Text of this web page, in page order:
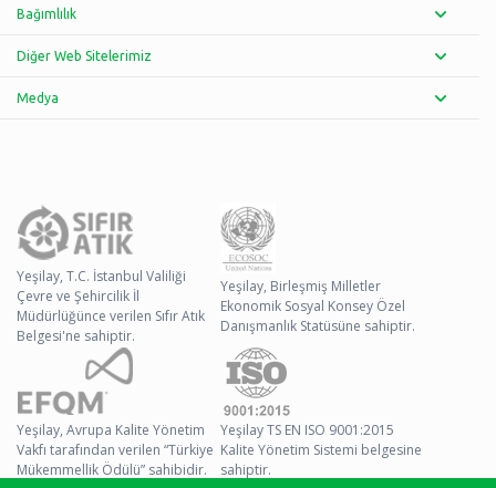
Bağımlılık
Diğer Web Sitelerimiz
Medya
Yeşilay, T.C. İstanbul Valiliği
Çevre ve Şehircilik İl
Müdürlüğünce verilen Sıfır Atık
Belgesi'ne sahiptir.
Yeşilay, Birleşmiş Milletler
Ekonomik Sosyal Konsey Özel
Danışmanlık Statüsüne sahiptir.
Yeşilay, Avrupa Kalite Yönetim
Vakfı tarafından verilen “Türkiye
Mükemmellik Ödülü” sahibidir.
Yeşilay TS EN ISO 9001:2015
Kalite Yönetim Sistemi belgesine
sahiptir.